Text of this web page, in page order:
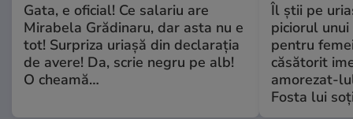
Gata, e oficial! Ce salariu are
Mirabela Grădinaru, dar asta nu e
tot! Surpriza uriașă din declarația
de avere! Da, scrie negru pe alb!
O cheamă…
Îl știi pe
piciorul
pentru
căsătorit
amorezat-
Fosta lui